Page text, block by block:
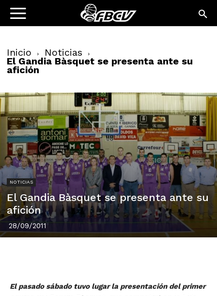
Inicio Noticias
El Gandia Bàsquet se presenta ante su
afición
NOTICIAS
El Gandia Bàsquet se presenta ante su
afición
28/09/2011
El pasado sábado tuvo lugar la presentación del primer